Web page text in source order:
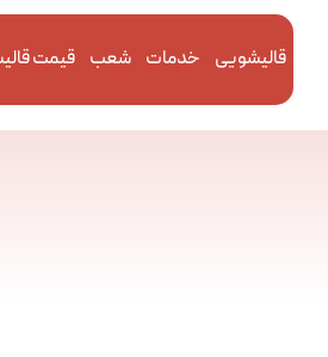
قالیشویی خدمات شعب قیمت